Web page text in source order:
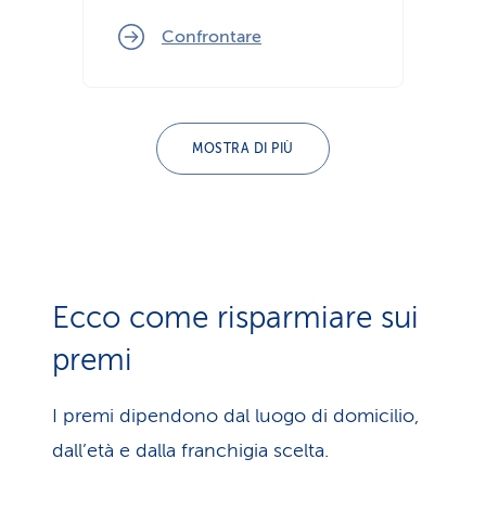
Confrontare
MOSTRA DI PIÙ
Ecco come risparmiare sui
premi
I premi dipendono dal luogo di domicilio,
dall’età e dalla franchigia scelta.